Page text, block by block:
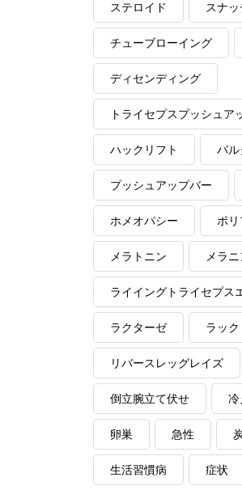
ステロイド スナッ
チューブローイング
ディセンディング
トライセプスプッシュア
ハックリフト バル
プッシュアップバー
ホメオパシー ポ
メラトニン メラニ
ライイングトライセプス
ラクターゼ ラック
リバースレッグレイズ
倒立腕立て伏せ 冷
卵巣 急性
生活習慣病 症状